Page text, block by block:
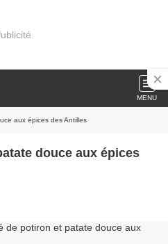
MENU
aux épices des Antilles
douce aux épices